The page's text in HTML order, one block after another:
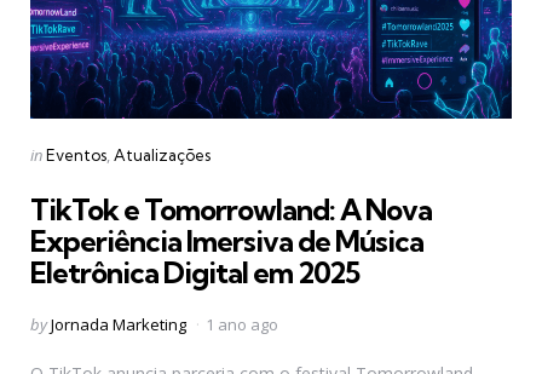
Categories
Posted
inEventos Atualizações
TikTok e Tomorrowland: A Nova
Experiência Imersiva de Música
Eletrônica Digital em 2025
Posted
byJornada Marketing 1 ano ago